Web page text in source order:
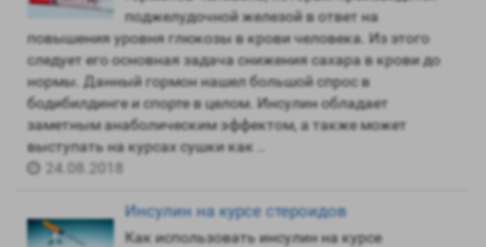
поджелудочной железой в ответ на
повышения уровня глюкозы в крови человека. Из этого
следует его основная задача снижения сахара в крови до
нормы. Данный гормон нашел большой спрос в
бодибилдинге и спорте в целом. Инсулин обладает
заметным анаболическим эффектом, а также может
выступать на курсах сушки как ..
24.08.2018
Инсулин на курсе стероидов
Как использовать инсулин на курсе